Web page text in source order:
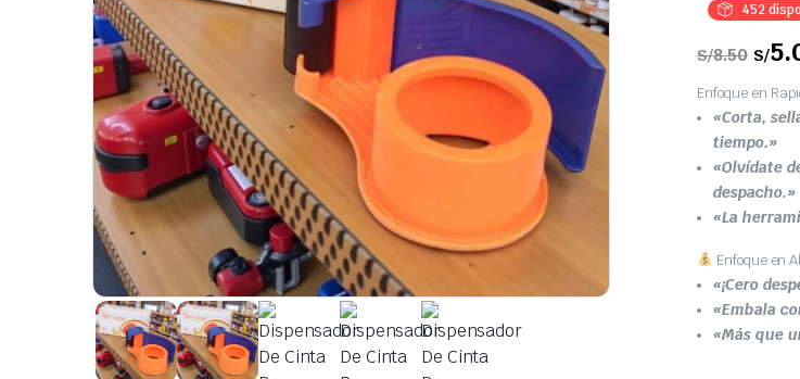
452
S/8.50 El
era:
S/
S/
Enfoque en
«Corta,
tiempo.»
«Olvídate
despacho.»
«La
Enfoque en
«¡Cero
«Embala
«Más que